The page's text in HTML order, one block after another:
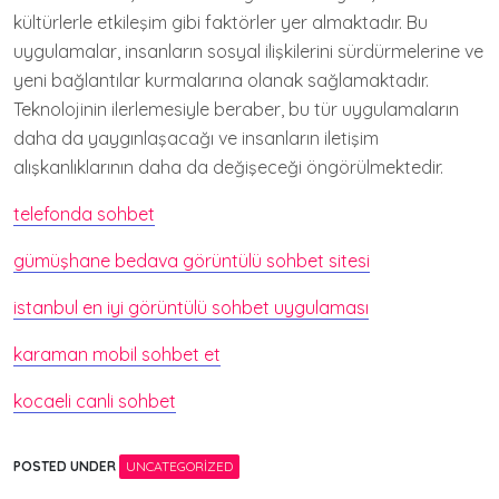
kültürlerle etkileşim gibi faktörler yer almaktadır. Bu
uygulamalar, insanların sosyal ilişkilerini sürdürmelerine ve
yeni bağlantılar kurmalarına olanak sağlamaktadır.
Teknolojinin ilerlemesiyle beraber, bu tür uygulamaların
daha da yaygınlaşacağı ve insanların iletişim
alışkanlıklarının daha da değişeceği öngörülmektedir.
telefonda sohbet
gümüşhane bedava görüntülü sohbet sitesi
istanbul en iyi görüntülü sohbet uygulaması
karaman mobil sohbet et
kocaeli canli sohbet
POSTED UNDER UNCATEGORIZED